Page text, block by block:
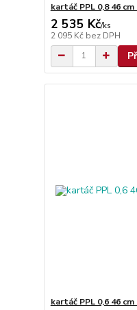
kartáč PPL 0,8 46
2 535 Kč/ks
2 095 Kč bez DPH
kartáč PPL 0,6 46